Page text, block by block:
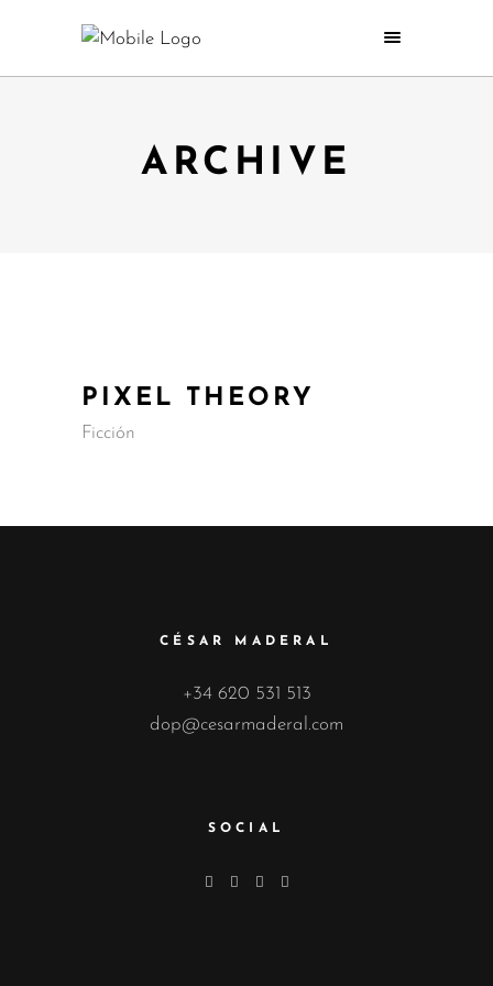
ARCHIVE
PIXEL THEORY
Ficción
CÉSAR MADERAL
+34 620 531 513
dop@cesarmaderal.com
SOCIAL